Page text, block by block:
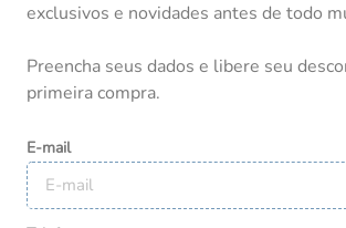
exclusivos e novidades antes de todo
Preencha seus dados e libere seu
primeira compra.
E-mail